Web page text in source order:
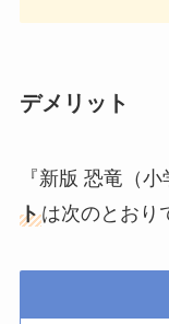
デメリット
『新版 恐竜（
トは次のとおり